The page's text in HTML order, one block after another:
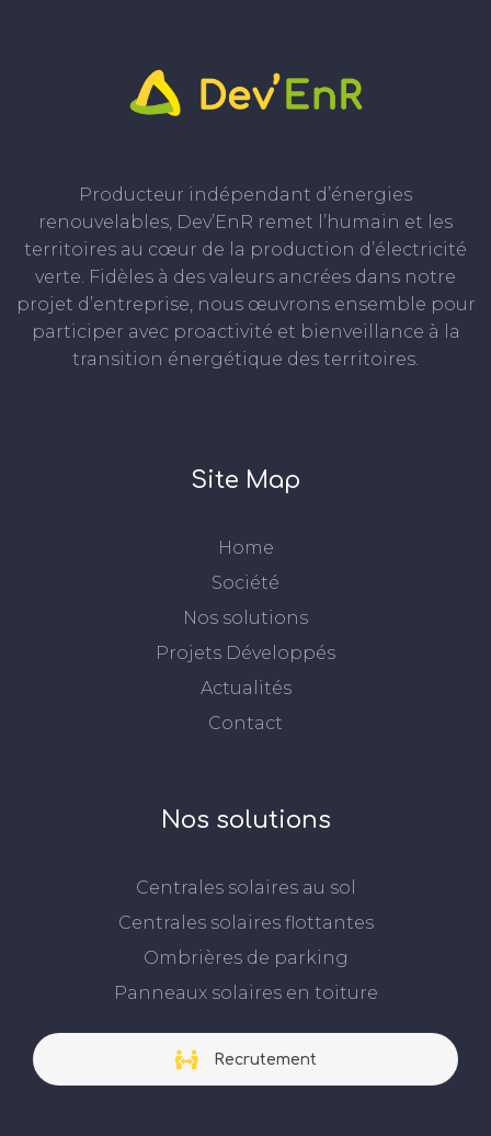
Producteur indépendant d’énergies
renouvelables, Dev’EnR remet l’humain et les
territoires au cœur de la production d’électricité
verte. Fidèles à des valeurs ancrées dans notre
projet d’entreprise, nous œuvrons ensemble pour
participer avec proactivité et bienveillance à la
transition énergétique des territoires.
Site Map
Home
Société
Nos solutions
Projets Développés
Actualités
Contact
Nos solutions
Centrales solaires au sol
Centrales solaires flottantes
Ombrières de parking
Panneaux solaires en toiture
Recrutement